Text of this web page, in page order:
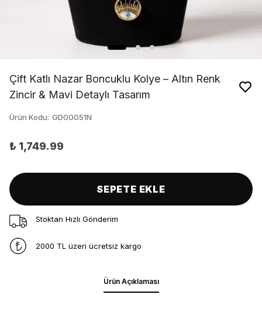
Çift Katlı Nazar Boncuklu Kolye – Altın Renk
Zincir & Mavi Detaylı Tasarım
Ürün Kodu: GD00051N
₺ 1,749.99
SEPETE EKLE
Stoktan Hızlı Gönderim
2000 TL üzeri ücretsiz kargo
Ürün Açıklaması